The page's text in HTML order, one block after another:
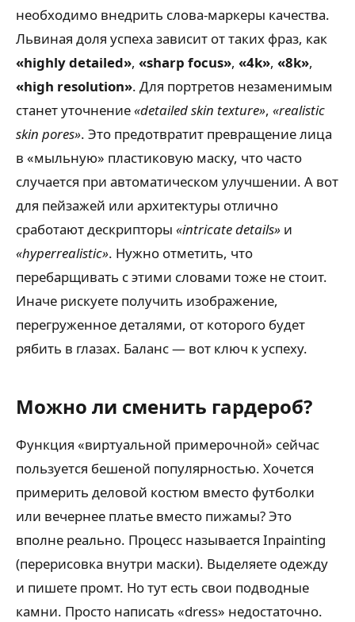
необходимо внедрить слова-маркеры качества.
Львиная доля успеха зависит от таких фраз, как
«highly detailed», «sharp focus», «4k», «8k»,
«high resolution». Для портретов незаменимым
станет уточнение«detailed skin texture», «realistic
skin pores». Это предотвратит превращение лица
в «мыльную» пластиковую маску, что часто
случается при автоматическом улучшении. А вот
для пейзажей или архитектуры отлично
сработают дескрипторы «intricate details» и
«hyperrealistic». Нужно отметить, что
перебарщивать с этими словами тоже не стоит.
Иначе рискуете получить изображение,
перегруженное деталями, от которого будет
рябить в глазах. Баланс — вот ключ к успеху.
Можно ли сменить гардероб?
Функция «виртуальной примерочной» сейчас
пользуется бешеной популярностью. Хочется
примерить деловой костюм вместо футболки
или вечернее платье вместо пижамы? Это
вполне реально. Процесс называется Inpainting
(перерисовка внутри маски). Выделяете одежду
и пишете промт. Но тут есть свои подводные
камни. Просто написать «dress» недостаточно.